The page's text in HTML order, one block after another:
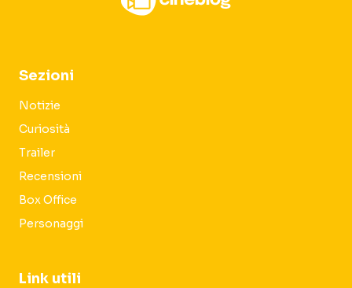
Sezioni
Notizie
Curiosità
Trailer
Recensioni
Box Office
Personaggi
Link utili